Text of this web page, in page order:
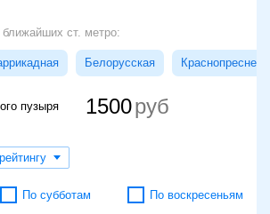
ближайших ст. метро:
Белорусская
пузыря 1500
По субботам По воскресеньям